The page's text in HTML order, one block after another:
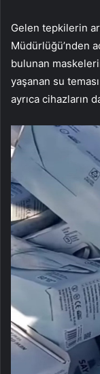
Gelen tepkilerin
Müdürlüğü’nden
bulunan
yaşanan su
ayrıca cihazların